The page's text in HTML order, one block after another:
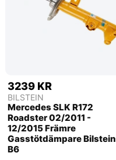
3239 KR
BILSTEIN
Mercedes SLK R172
Roadster 02/2011 -
12/2015 Främre
Gasstötdämpare Bilstein
B6